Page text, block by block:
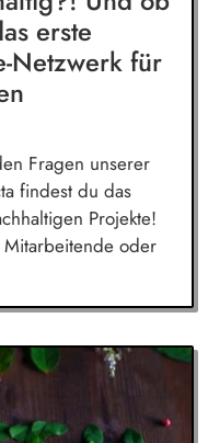
erste
Netzwerk für
Fragen unserer
findest du das
Projekte!
oder